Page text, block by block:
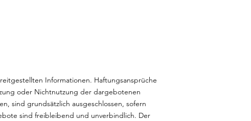
Informationen. Haftungsansprüche
oder Nichtnutzung der dargebotenen
sind grundsätzlich ausgeschlossen, sofern
sind freibleibend und unverbindlich. Der